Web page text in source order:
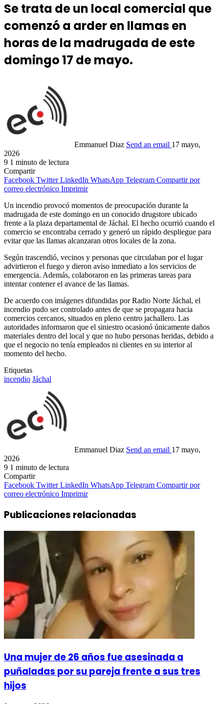
Se trata de un local comercial que
comenzó a arder en llamas en
horas de la madrugada de este
domingo 17 de mayo.
Emmanuel Diaz Send an email 17 mayo,
2026
9 1 minuto de lectura
Compartir
Facebook Twitter LinkedIn WhatsApp Telegram Compartir por
correo electrónico Imprimir
Un incendio provocó momentos de preocupación durante la
madrugada de este domingo en un conocido drugstore ubicado
frente a la plaza departamental de Jáchal. El hecho ocurrió cuando el
comercio se encontraba cerrado y generó un rápido despliegue para
evitar que las llamas alcanzaran otros locales de la zona.
Según trascendió, vecinos y personas que circulaban por el lugar
advirtieron el fuego y dieron aviso inmediato a los servicios de
emergencia. Además, colaboraron en las primeras tareas para
intentar contener el avance de las llamas.
De acuerdo con imágenes difundidas por Radio Norte Jáchal, el
incendio pudo ser controlado antes de que se propagara hacia
comercios cercanos, situados en pleno centro jachallero. Las
autoridades informaron que el siniestro ocasionó únicamente daños
materiales dentro del local y que no hubo personas heridas, debido a
que el negocio no tenía empleados ni clientes en su interior al
momento del hecho.
Etiquetas
incendio Jáchal
Emmanuel Diaz Send an email 17 mayo,
2026
9 1 minuto de lectura
Compartir
Facebook Twitter LinkedIn WhatsApp Telegram Compartir por
correo electrónico Imprimir
Publicaciones relacionadas
Una mujer de 26 años fue asesinada a
puñaladas por su pareja frente a sus tres
hijos